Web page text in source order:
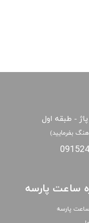
- طبقه اول
بفرمایید)
ساعت پارسه
پارسه